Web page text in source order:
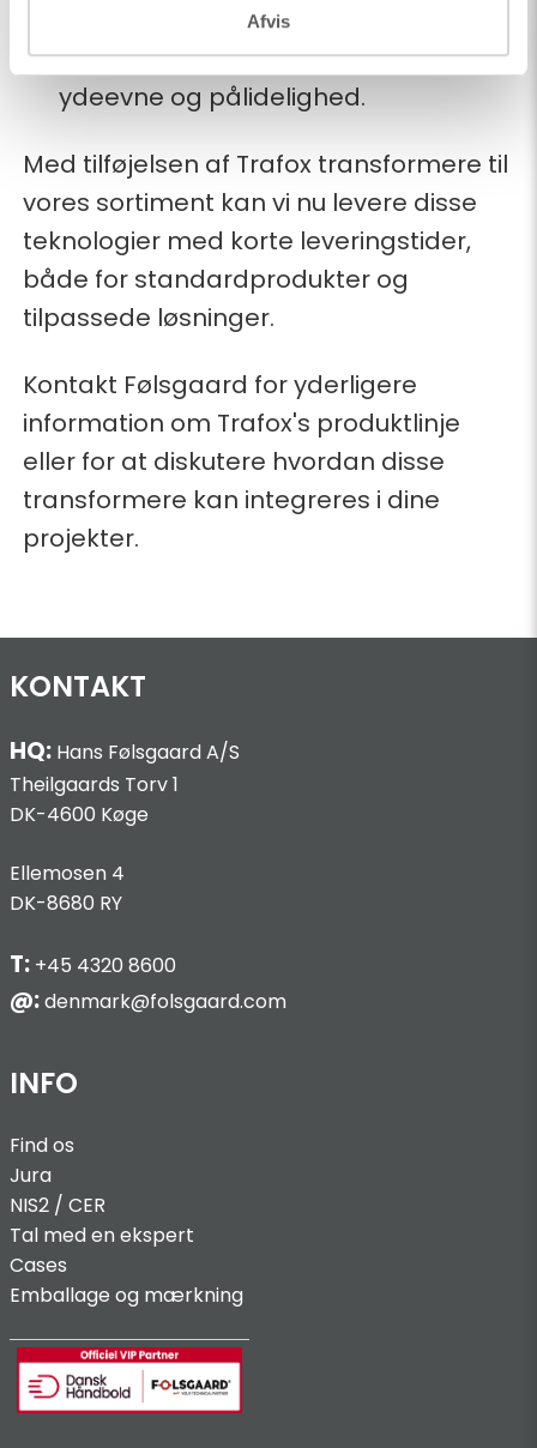
Afvis
transformere, der starter ved 6,3 kVA,
egnet til anvendelser, der kræver høj
ydeevne og pålidelighed.
​​​Med tilføjelsen af Trafox transformere til
vores sortiment kan vi nu levere disse
teknologier med korte leveringstider,
både for standardprodukter og
tilpassede løsninger.
Kontakt Følsgaard for yderligere
information om Trafox's produktlinje
eller for at diskutere hvordan disse
transformere kan integreres i dine
projekter.
KONTAKT
HQ: Hans Følsgaard A/S
Theilgaards Torv 1
DK-4600 Køge
Ellemosen 4
DK-8680 RY
T: +45 4320 8600
@:denmark@folsgaard.com
INFO
Find os
Jura
NIS2 / CER
Tal med en ekspert
Cases
Emballage og mærkning